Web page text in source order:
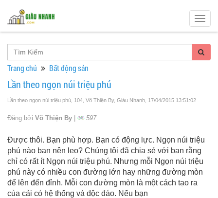
Trang chủ Bất động sản
Lần theo ngọn núi triệu phú
Lần theo ngọn núi triệu phú, 104, Võ Thiện By, Giàu Nhanh , 17/04/2015 13:51:02
Đăng bởi Võ Thiện By | 597
Được thôi. Bạn phù hợp. Bạn có động lực. Ngọn núi triệu
phú nào bạn nên leo? Chúng tôi đã chia sẻ với bạn rằng
chỉ có rất ít Ngọn núi triệu phú. Nhưng mỗi Ngọn núi triệu
phú này có nhiều con đường lớn hay những đường mòn
để lên đến đỉnh. Mỗi con đường mòn là một cách tạo ra
của cải có hệ thống và độc đáo. Nếu bạn